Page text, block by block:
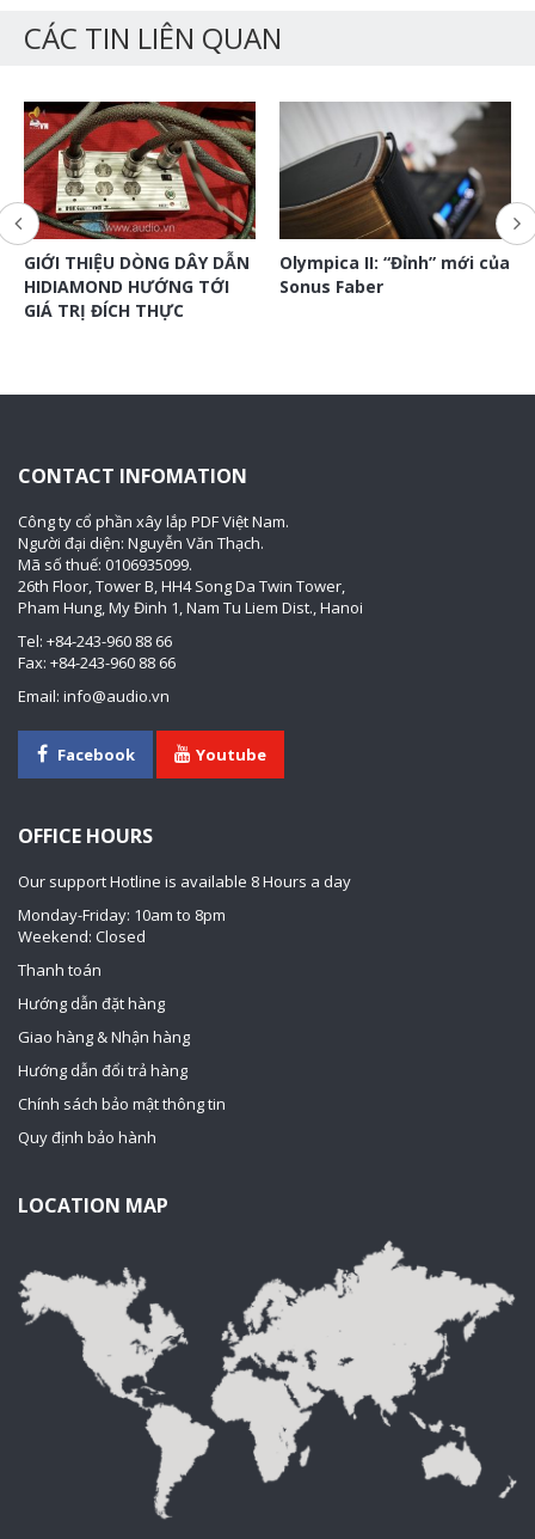
CÁC TIN LIÊN QUAN
GIỚI THIỆU DÒNG DÂY DẪN
HIDIAMOND HƯỚNG TỚI
GIÁ TRỊ ĐÍCH THỰC
Olympica II: “Đỉnh” mới của
Sonus Faber
CONTACT INFOMATION
Công ty cổ phần xây lắp PDF Việt Nam.
Người đại diện: Nguyễn Văn Thạch.
Mã số thuế: 0106935099.
26th Floor, Tower B, HH4 Song Da Twin Tower,
Pham Hung, My Đinh 1, Nam Tu Liem Dist., Hanoi
Tel: +84-243-960 88 66
Fax: +84-243-960 88 66
Email: info@audio.vn
Facebook Youtube
OFFICE HOURS
Our support Hotline is available 8 Hours a day
Monday-Friday: 10am to 8pm
Weekend: Closed
Thanh toán
Hướng dẫn đặt hàng
Giao hàng & Nhận hàng
Hướng dẫn đổi trả hàng
Chính sách bảo mật thông tin
Quy định bảo hành
LOCATION MAP